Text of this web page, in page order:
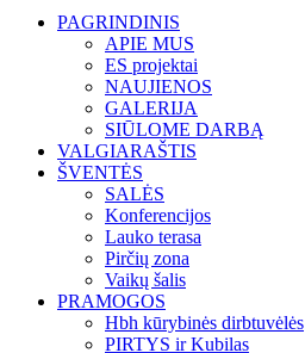
PAGRINDINIS
APIE MUS
ES projektai
NAUJIENOS
GALERIJA
SIŪLOME DARBĄ
VALGIARAŠTIS
ŠVENTĖS
SALĖS
Konferencijos
Lauko terasa
Pirčių zona
Vaikų šalis
PRAMOGOS
Hbh kūrybinės dirbtuvėlės
PIRTYS ir Kubilas